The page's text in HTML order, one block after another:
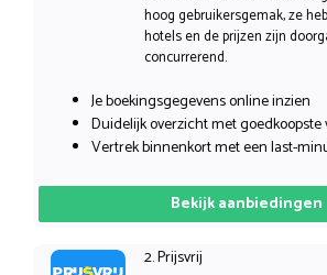
hoog gebruikersgemak, ze
hotels en de prijzen zijn
concurrerend.
Je boekingsgegevens online inzien
Duidelijk overzicht met goedkoopste
Vertrek binnenkort met een last-
Bekijk aanbiedingen
2. Prijsvrij